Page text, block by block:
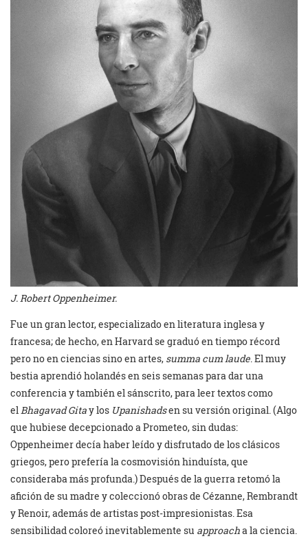
J. Robert Oppenheimer.
Fue un gran lector, especializado en literatura inglesa y
francesa; de hecho, en Harvard se graduó en tiempo récord
pero no en ciencias sino en artes, summa cum laude . El muy
bestia aprendió holandés en seis semanas para dar una
conferencia y también el sánscrito, para leer textos como
el Bhagavad Gitay los Upanishadsen su versión original. (Algo
que hubiese decepcionado a Prometeo, sin dudas:
Oppenheimer decía haber leído y disfrutado de los clásicos
griegos, pero prefería la cosmovisión hinduísta, que
consideraba más profunda.) Después de la guerra retomó la
afición de su madre y coleccionó obras de Cézanne, Rembrandt
y Renoir, además de artistas post-impresionistas. Esa
sensibilidad coloreó inevitablemente su approacha la ciencia.